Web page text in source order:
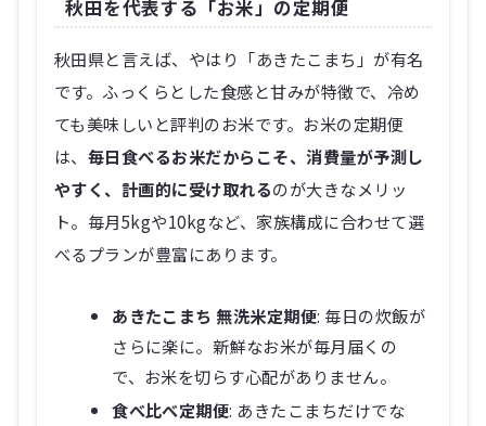
秋田を代表する「お米」の定期便
秋田県と言えば、やはり「あきたこまち」が有名
です。ふっくらとした食感と甘みが特徴で、冷め
ても美味しいと評判のお米です。お米の定期便
は、 毎日食べるお米だからこそ、消費量が予測し
やすく、計画的に受け取れるのが大きなメリッ
ト。毎月5kgや10kgなど、家族構成に合わせて選
べるプランが豊富にあります。
あきたこまち 無洗米定期便: 毎日の炊飯が
さらに楽に。新鮮なお米が毎月届くの
で、お米を切らす心配がありません。
食べ比べ定期便: あきたこまちだけでな